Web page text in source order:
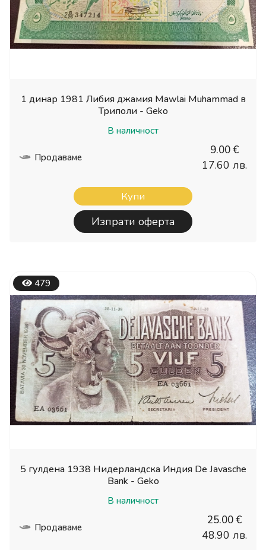
1 динар 1981 Либия джамия Mawlai Muhammad в
Триполи - Geko
В наличност
Продаваме
9.00 €
17.60 лв.
Купи
Изпрати оферта
479
5 гулдена 1938 Нидерландска Индия De Javasche
Bank - Geko
В наличност
Продаваме
25.00 €
48.90 лв.